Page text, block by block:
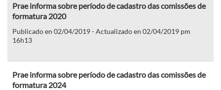
Prae informa sobre período de cadastro das comissões de
formatura 2020
Publicado en 02/04/2019 - Actualizado en 02/04/2019 pm
16h13
Prae informa sobre período de cadastro das comissões de
formatura 2024